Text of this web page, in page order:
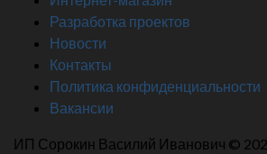
Разработка проектов
Новости
Контакты
Политика конфиденциальности
Вакансии
ИП Сорокин Василий Иванович ©